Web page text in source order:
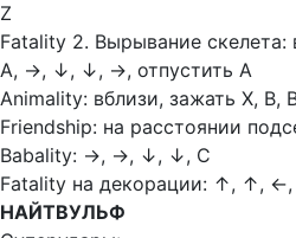
Z
Fatality 2. Вырывание скелета:
А, →, ↓, ↓, →, отпустить А
Animality: вблизи, зажать Х, В,
Friendship: на расстоянии
Babality: →, →, ↓, ↓, С
Fatality на декорации: ↑, ↑, ←,
НАЙТВУЛЬФ